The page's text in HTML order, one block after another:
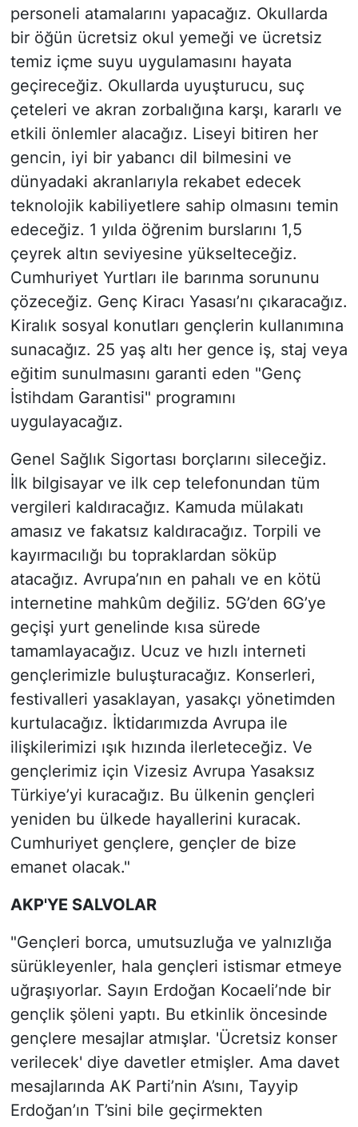
personeli atamalarını yapacağız. Okullarda
bir öğün ücretsiz okul yemeği ve ücretsiz
temiz içme suyu uygulamasını hayata
geçireceğiz. Okullarda uyuşturucu, suç
çeteleri ve akran zorbalığına karşı, kararlı ve
etkili önlemler alacağız. Liseyi bitiren her
gencin, iyi bir yabancı dil bilmesini ve
dünyadaki akranlarıyla rekabet edecek
teknolojik kabiliyetlere sahip olmasını temin
edeceğiz. 1 yılda öğrenim burslarını 1,5
çeyrek altın seviyesine yükselteceğiz.
Cumhuriyet Yurtları ile barınma sorununu
çözeceğiz. Genç Kiracı Yasası’nı çıkaracağız.
Kiralık sosyal konutları gençlerin kullanımına
sunacağız. 25 yaş altı her gence iş, staj veya
eğitim sunulmasını garanti eden "Genç
İstihdam Garantisi" programını
uygulayacağız.
Genel Sağlık Sigortası borçlarını sileceğiz.
İlk bilgisayar ve ilk cep telefonundan tüm
vergileri kaldıracağız. Kamuda mülakatı
amasız ve fakatsız kaldıracağız. Torpili ve
kayırmacılığı bu topraklardan söküp
atacağız. Avrupa’nın en pahalı ve en kötü
internetine mahkûm değiliz. 5G’den 6G’ye
geçişi yurt genelinde kısa sürede
tamamlayacağız. Ucuz ve hızlı interneti
gençlerimizle buluşturacağız. Konserleri,
festivalleri yasaklayan, yasakçı yönetimden
kurtulacağız. İktidarımızda Avrupa ile
ilişkilerimizi ışık hızında ilerleteceğiz. Ve
gençlerimiz için Vizesiz Avrupa Yasaksız
Türkiye’yi kuracağız. Bu ülkenin gençleri
yeniden bu ülkede hayallerini kuracak.
Cumhuriyet gençlere, gençler de bize
emanet olacak."
AKP'YE SALVOLAR
"Gençleri borca, umutsuzluğa ve yalnızlığa
sürükleyenler, hala gençleri istismar etmeye
uğraşıyorlar. Sayın Erdoğan Kocaeli’nde bir
gençlik şöleni yaptı. Bu etkinlik öncesinde
gençlere mesajlar atmışlar. 'Ücretsiz konser
verilecek' diye davetler etmişler. Ama davet
mesajlarında AK Parti’nin A’sını, Tayyip
Erdoğan’ın T’sini bile geçirmekten